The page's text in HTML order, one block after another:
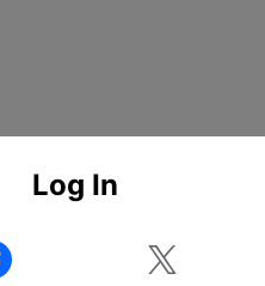
Log In
